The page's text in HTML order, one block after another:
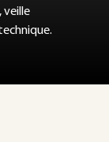
veille